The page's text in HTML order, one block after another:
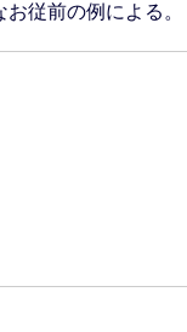
従前の例による。